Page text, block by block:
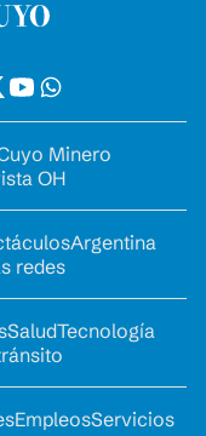
Minero
OH
Argentina
redes
SaludTecnología
EmpleosServicios